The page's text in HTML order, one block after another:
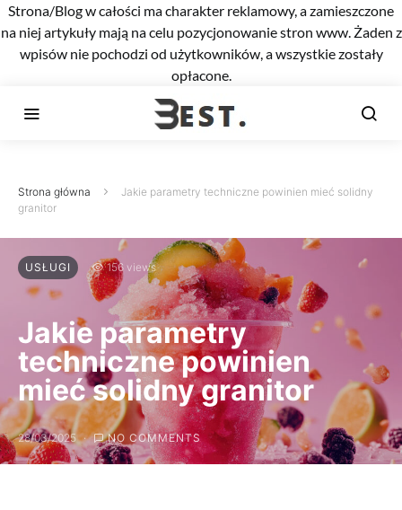
Strona/Blog w całości ma charakter reklamowy, a zamieszczone
na niej artykuły mają na celu pozycjonowanie stron www. Żaden z
wpisów nie pochodzi od użytkowników, a wszystkie zostały
opłacone.
Strona główna
Jakie parametry techniczne powinien mieć solidny
granitor
USŁUGI 156 views
Jakie parametry
techniczne powinien
mieć solidny granitor
28/03/2025 NO COMMENTS